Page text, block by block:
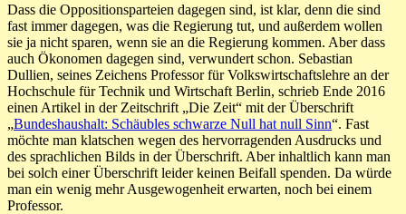
Dass die Oppositionsparteien dagegen sind, ist klar, denn die sind
fast immer dagegen, was die Regierung tut, und außerdem wollen
sie ja nicht sparen, wenn sie an die Regierung kommen. Aber dass
auch Ökonomen dagegen sind, verwundert schon. Sebastian
Dullien, seines Zeichens Professor für Volkswirtschaftslehre an der
Hochschule für Technik und Wirtschaft Berlin, schrieb Ende 2016
einen Artikel in der Zeitschrift „Die Zeit“ mit der Überschrift
„Bundeshaushalt: Schäubles schwarze Null hat null Sinn“. Fast
möchte man klatschen wegen des hervorragenden Ausdrucks und
des sprachlichen Bilds in der Überschrift. Aber inhaltlich kann man
bei solch einer Überschrift leider keinen Beifall spenden. Da würde
man ein wenig mehr Ausgewogenheit erwarten, noch bei einem
Professor.